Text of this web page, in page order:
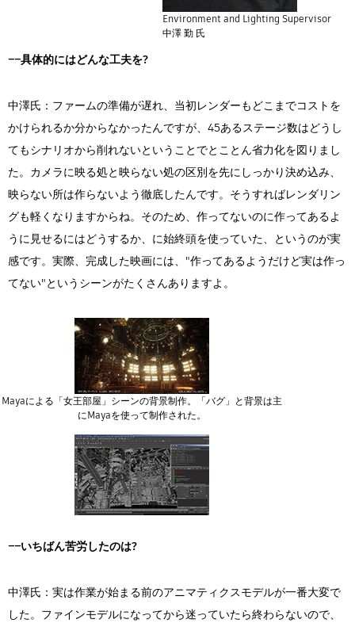
Environment and Lighting Supervisor
中澤 勤 氏
――具体的にはどんな工夫を?
中澤氏：ファームの準備が遅れ、当初レンダーもどこまでコストを
かけられるか分からなかったんですが、45あるステージ数はどうし
てもシナリオから削れないということでとことん省力化を図りまし
た。カメラに映る処と映らない処の区別を先にしっかり決め込み、
映らない所は作らないよう徹底したんです。そうすればレンダリン
グも軽くなりますからね。そのため、作ってないのに作ってあるよ
うに見せるにはどうするか、に始終頭を使っていた、というのが実
感です。実際、完成した映画には、"作ってあるようだけど実は作っ
てない"というシーンがたくさんありますよ。
Mayaによる「女王部屋」シーンの背景制作。「バグ」と背景は主
にMayaを使って制作された。
――いちばん苦労したのは?
中澤氏：実は作業が始まる前のアニマティクスモデルが一番大変で
した。ファインモデルになってから迷っていたら終わらないので、